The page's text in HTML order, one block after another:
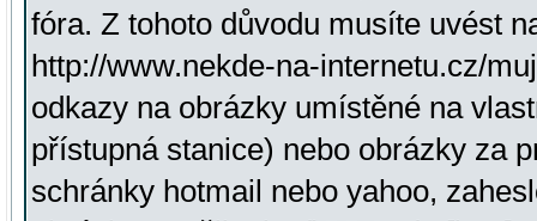
fóra. Z tohoto důvodu musíte uvést
http://www.nekde-na-internetu.cz/
odkazy na obrázky umístěné na
přístupná stanice) nebo obrázky za
schránky hotmail nebo yahoo,